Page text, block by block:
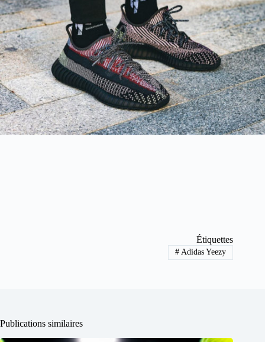
Étiquettes
# Adidas Yeezy
Publications similaires